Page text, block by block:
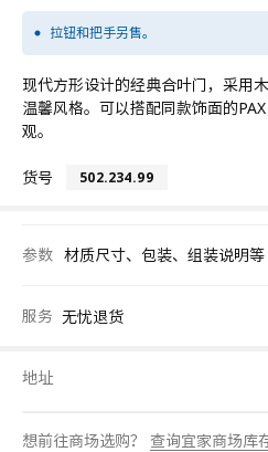
拉钮和把手另售。
现代方形设计的经典合叶门，采用
温馨风格。可以搭配同款饰面的
观。
货号 502.234.99
参数 材质尺寸、包装、组装说明等
服务 无忧退货
地址
想前往商场选购？ 查询宜家商场库